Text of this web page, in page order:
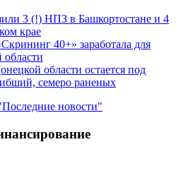
3 (!) НПЗ в Башкортостане и 4
крае
40+» заработала для
области остается под
семеро раненых
новости"